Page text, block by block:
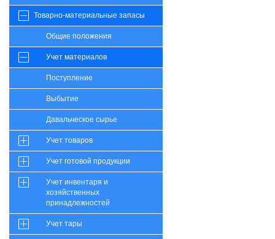
Товарно-материальные запасы
Общие положения
Учет материалов
Поступление
Выбытие
Давальческое сырье
Учет товаров
Учет готовой продукции
Учет инвентаря и
хозяйственных
принадлежностей
Учет тары